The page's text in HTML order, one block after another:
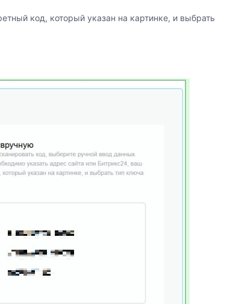
код, который указан на картинке, и выбрать